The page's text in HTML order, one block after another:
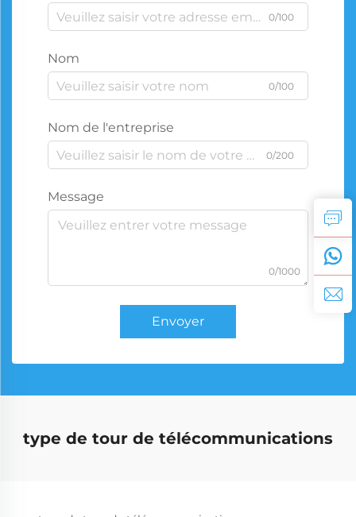
0/100
Nom
0/100
Nom de l'entreprise
0/200
Message
0/1000
Envoyer
type de tour de télécommunications